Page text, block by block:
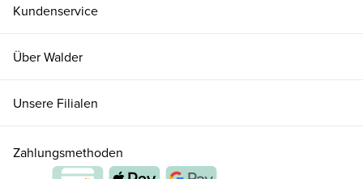
Kundenservice
Über Walder
Unsere Filialen
Zahlungsmethoden